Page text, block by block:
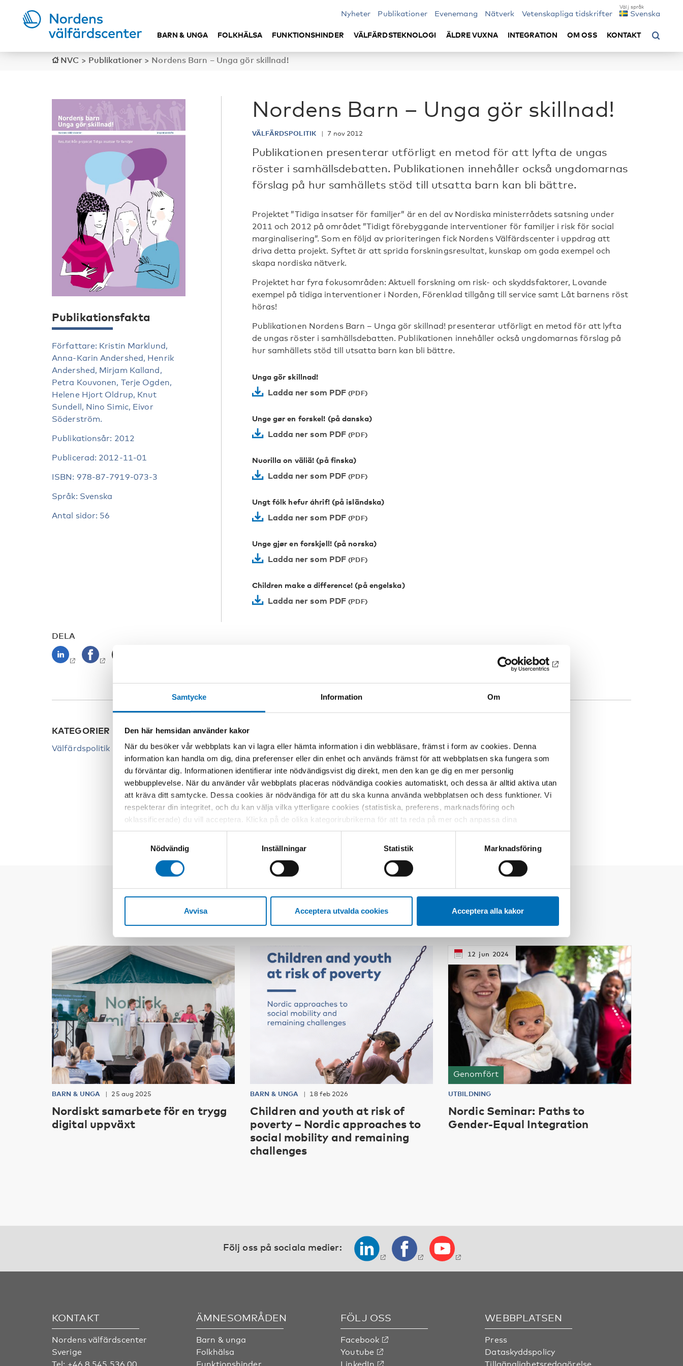
Samtycke Information Om
Den här hemsidan använder kakor
När du besöker vår webbplats kan vi lagra eller hämta information i din webbläsare, främst i form av cookies. Denna
information kan handla om dig, dina preferenser eller din enhet och används främst för att webbplatsen ska fungera som
du förväntar dig. Informationen identifierar inte nödvändigsvist dig direkt, men den kan ge dig en mer personlig
webbupplevelse. När du använder vår webbplats placeras nödvändiga cookies automatiskt, och dessa är alltid aktiva utan
att kräva ditt samtycke. Dessa cookies är nödvändiga för att du ska kunna använda webbplatsen och dess funktioner. Vi
respekterar din integritet, och du kan välja vilka ytterligare cookies (statistiska, preferens, marknadsföring och
oklassificerade) du vill acceptera. Klicka på de olika kategorirubrikerna för att ta reda på mer och anpassa dina
inställningar för cookies. Observera att blockering av cookies kan påverka din upplevelse av webbplatsen och de tjänster
vi erbjuder. Om du har besökt vår webbplats tidigare och accepterat användningen av cookies kan du alltid radera dem
Nödvändig
Inställningar Statistik Marknadsföring
Avvisa Acceptera utvalda cookies Acceptera alla kakor
Nyheter Publikationer Evenemang Nätverk Vetenskapliga tidskrifter Svenska
BARN & UNGA FOLKHÄLSA FUNKTIONSHINDER VÄLFÄRDSTEKNOLOGI ÄLDRE VUXNA INTEGRATION OM OSS KONTAKT
NVC > Publikationer > Nordens Barn – Unga gör skillnad!
Nordens Barn – Unga gör skillnad!
VÄLFÄRDSPOLITIK 7 nov 2012
Publikationen presenterar utförligt en metod för att lyfta de ungas
röster i samhällsdebatten. Publikationen innehåller också ungdomarnas
förslag på hur samhällets stöd till utsatta barn kan bli bättre.
Projektet ”Tidiga insatser för familjer” är en del av Nordiska ministerrådets satsning under
2011 och 2012 på området ”Tidigt förebyggande interventioner för familjer i risk för social
marginalisering”. Som en följd av prioriteringen fick Nordens Välfärdscenter i uppdrag att
driva detta projekt. Syftet är att sprida forskningsresultat, kunskap om goda exempel och
skapa nordiska nätverk.
Projektet har fyra fokusområden: Aktuell forskning om risk- och skyddsfaktorer, Lovande
exempel på tidiga interventioner i Norden, Förenklad tillgång till service samt Låt barnens röst
höras!
Publikationen Nordens Barn – Unga gör skillnad! presenterar utförligt en metod för att lyfta
de ungas röster i samhällsdebatten. Publikationen innehåller också ungdomarnas förslag på
hur samhällets stöd till utsatta barn kan bli bättre.
Unga gör skillnad!
Ladda ner som PDF
Unge gør en forskel! (på danska)
Ladda ner som PDF
Nuorilla on väliä! (på finska)
Ladda ner som PDF
Ungt fólk hefur áhrif! (på isländska)
Ladda ner som PDF
Unge gjør en forskjell! (på norska)
Ladda ner som PDF
Children make a difference! (på engelska)
Ladda ner som PDF
Publikationsfakta
Författare: Kristin Marklund,
Anna-Karin Andershed, Henrik
Andershed, Mirjam Kalland,
Petra Kouvonen, Terje Ogden,
Helene Hjort Oldrup, Knut
Sundell, Nino Simic, Eivor
Söderström.
Publikationsår: 2012
Publicerad: 2012-11-01
ISBN: 978-87-7919-073-3
Språk: Svenska
Antal sidor: 56
DELA
KATEGORIER
Välfärdspolitik
NYCKELORD
Barn
Familj
Tidiga insatser
Unga
Relaterat innehåll
BARN & UNGA 25 aug 2025
Nordiskt samarbete för en trygg
digital uppväxt
BARN & UNGA 18 feb 2026
Children and youth at risk of
poverty – Nordic approaches to
social mobility and remaining
challenges
Genomfört
12 jun 2024
UTBILDNING
Nordic Seminar: Paths to
Gender-Equal Integration
Följ oss på sociala medier:
KONTAKT
Nordens välfärdscenter
Sverige
ÄMNESOMRÅDEN
Barn & unga
Folkhälsa
FÖLJ OSS
Facebook
Youtube
WEBBPLATSEN
Press
Dataskyddspolicy